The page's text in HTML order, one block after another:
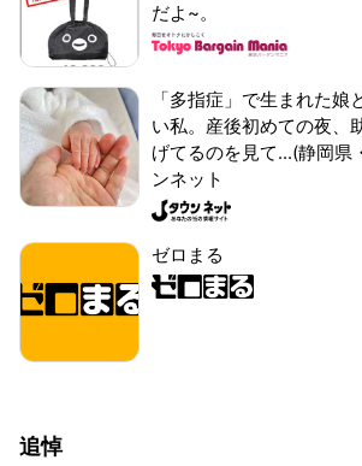
だよ~。
「多指症」で生まれた娘
い私。産後初めての夜、
げてるのを見て...(静岡県
ンネット
ゼロまる
追悼